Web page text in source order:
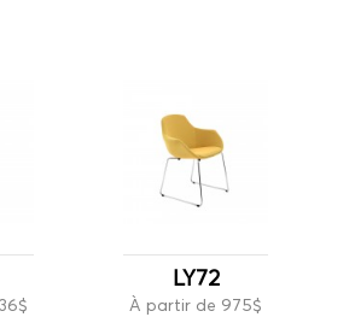
LY72
À partir de 975$